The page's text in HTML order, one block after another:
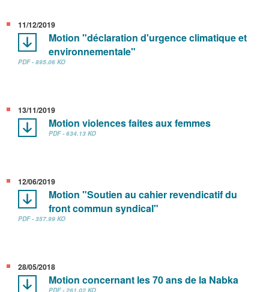
11/12/2019
Motion "déclaration d'urgence climatique et
environnementale"
PDF - 895.06 KO
13/11/2019
Motion violences faites aux femmes
PDF - 634.13 KO
12/06/2019
Motion "Soutien au cahier revendicatif du
front commun syndical"
PDF - 357.99 KO
28/05/2018
Motion concernant les 70 ans de la Nabka
PDF - 261.02 KO